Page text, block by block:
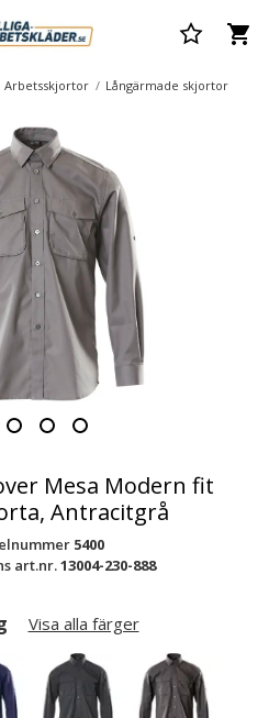
Arbetsskjortor Långärmade skjortor
Mesa Modern fit
Antracitgrå
5400
art.nr.13004-230-888
Visa alla färger